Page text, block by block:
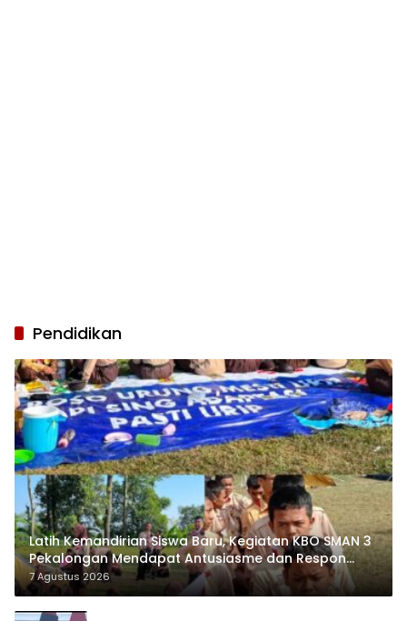
Pendidikan
Latih Kemandirian Siswa Baru, Kegiatan KBO SMAN 3
Pekalongan Mendapat Antusiasme dan Respon
Positif Orang Tua Murid
7 Agustus 2026